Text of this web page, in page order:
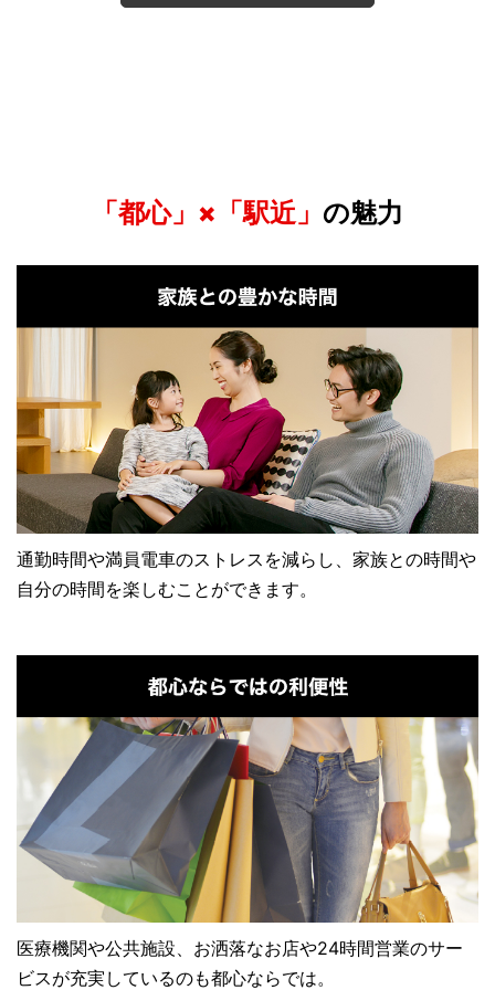
「都心」×「駅近」 の魅力
通勤時間や満員電車のストレスを減らし、家族との時間や
自分の時間を楽しむことができます。
医療機関や公共施設、お洒落なお店や24時間営業のサー
ビスが充実しているのも都心ならでは。